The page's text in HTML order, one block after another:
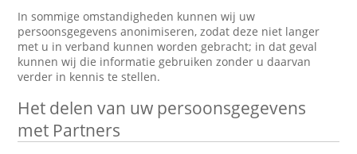
In sommige omstandigheden kunnen wij uw
persoonsgegevens anonimiseren, zodat deze niet langer
met u in verband kunnen worden gebracht; in dat geval
kunnen wij die informatie gebruiken zonder u daarvan
verder in kennis te stellen.
Het delen van uw persoonsgegevens
met Partners